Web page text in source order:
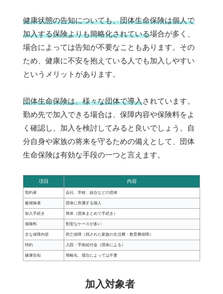
健康状態の告知についても、団体生命保険は個人で
加入する保険よりも簡略化されている場合が多く、
場合によっては告知が不要なこともあります。その
ため、健康に不安を抱えている人でも加入しやすい
というメリットがあります。
団体生命保険は、様々な団体で導入されています。
勤め先で加入できる場合は、保障内容や保険料をよ
く確認し、加入を検討してみると良いでしょう。自
分自身や家族の将来を守るための備えとして、団体
生命保険は有効な手段の一つと言えます。
項目 内容
契約者 会社、学校、組合などの団体
被保険者 団体に所属する個人
加入手続き 簡単（団体まとめて手続き）
保険料 割安なケースが多い
主な保障内容 死亡保障（残された家族の生活費・教育費保障）
特約 入院・手術給付金（団体による）
健康告知 簡略化、場合によっては不要
加入対象者